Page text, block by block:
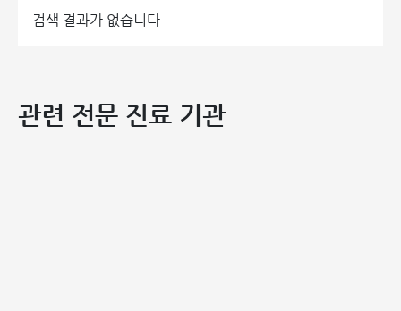
검색 결과가 없습니다
관련 전문 진료 기관